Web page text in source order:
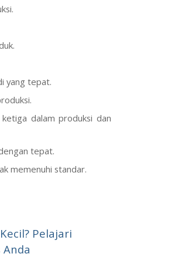
yang tepat.
dalam produksi dan
tepat.
memenuhi standar.
Pelajari